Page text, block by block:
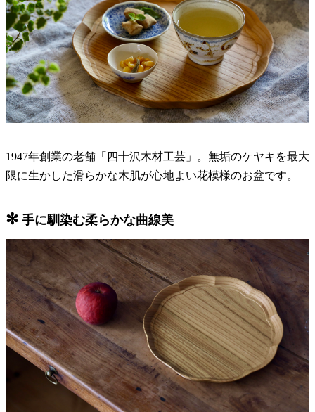
1947年創業の老舗「四十沢木材工芸」。無垢のケヤキを最大
限に生かした滑らかな木肌が心地よい花模様のお盆です。
✻ 手に馴染む柔らかな曲線美